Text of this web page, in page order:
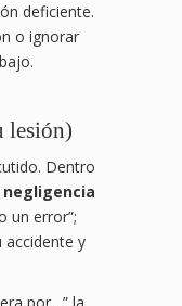
deficiente.
o ignorar
lesión)
Dentro
un error”;
accidente y